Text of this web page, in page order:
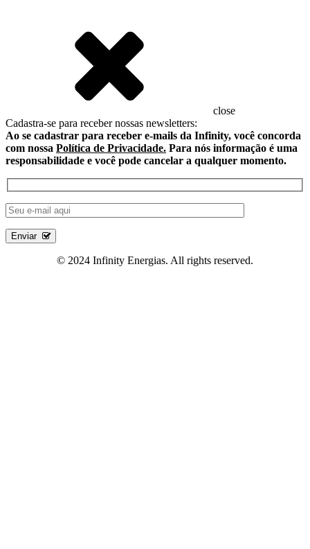
close
Cadastra-se para receber nossas newsletters:
Ao se cadastrar para receber e-mails da Infinity, você concorda
com nossa Política de Privacidade. Para nós informação é uma
responsabilidade e você pode cancelar a qualquer momento.
Enviar
© 2024 Infinity Energias. All rights reserved.